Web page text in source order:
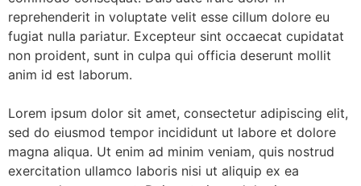
reprehenderit in voluptate velit esse cillum dolore eu
fugiat nulla pariatur. Excepteur sint occaecat cupidatat
non proident, sunt in culpa qui officia deserunt mollit
anim id est laborum.
Lorem ipsum dolor sit amet, consectetur adipiscing elit,
sed do eiusmod tempor incididunt ut labore et dolore
magna aliqua. Ut enim ad minim veniam, quis nostrud
exercitation ullamco laboris nisi ut aliquip ex ea